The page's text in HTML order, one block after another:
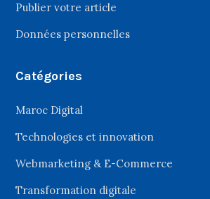
Publier votre article
Données personnelles
Catégories
Maroc Digital
Technologies et innovation
Webmarketing & E-Commerce
Transformation digitale